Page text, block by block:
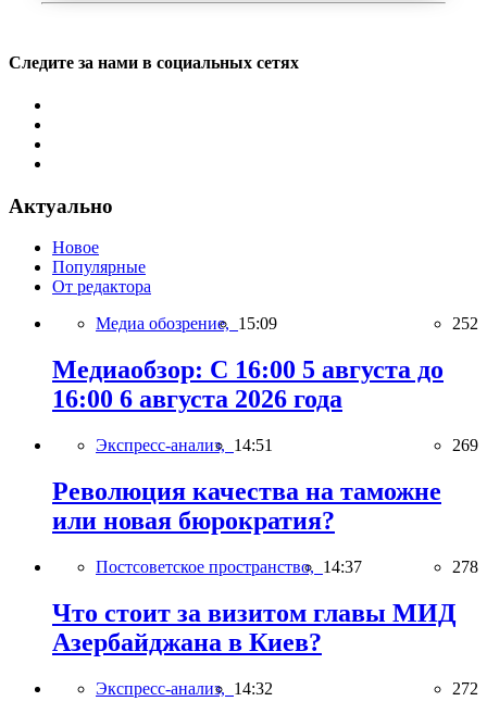
Следите за нами в социальных сетях
Актуально
Новое
Популярные
От редактора
Медиа обозрение, 15:09 252
Медиаобзор: С 16:00 5 августа до
16:00 6 августа 2026 года
Экспресс-анализ, 14:51 269
Революция качества на таможне
или новая бюрократия?
Постсоветское пространство, 14:37 278
Что стоит за визитом главы МИД
Азербайджана в Киев?
Экспресс-анализ, 14:32 272